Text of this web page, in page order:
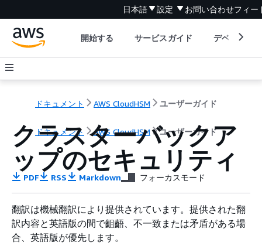
日本語 設定 お問い合わせフィー
開始する サービスガイド デベロッパ
ドキュメント AWS CloudHSM ユーザーガイド
ドキュメント AWS CloudHSM ユーザーガイド
クラスターバックア
ップのセキュリティ
PDF RSS Markdown フォーカスモード
翻訳は機械翻訳により提供されています。提供された翻
訳内容と英語版の間で齟齬、不一致または矛盾がある場
合、英語版が優先します。